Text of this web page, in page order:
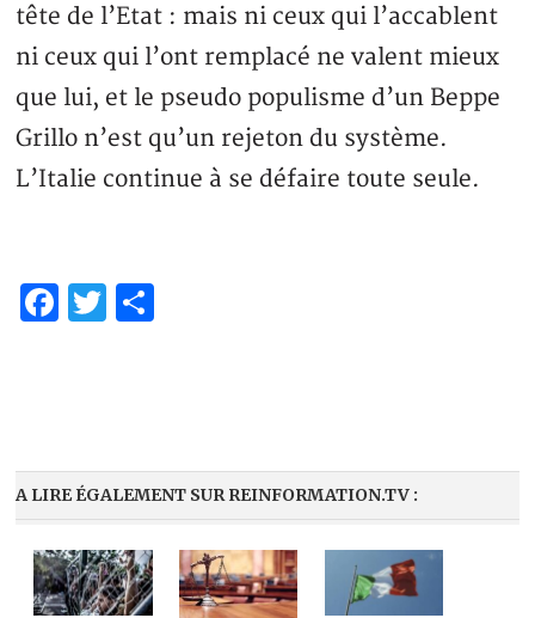
tête de l’Etat : mais ni ceux qui l’accablent
ni ceux qui l’ont remplacé ne valent mieux
que lui, et le pseudo populisme d’un Beppe
Grillo n’est qu’un rejeton du système.
L’Italie continue à se défaire toute seule.
Facebook
Twitter
A LIRE ÉGALEMENT SUR REINFORMATION.TV :